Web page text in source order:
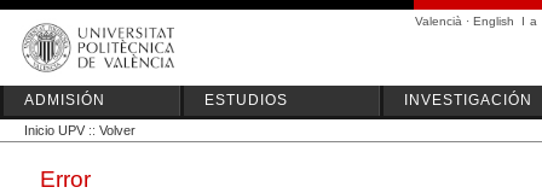
Valencià · English I a
ADMISIÓN ESTUDIOS INVESTIGACIÓN
Inicio UPV :: Volver
Error